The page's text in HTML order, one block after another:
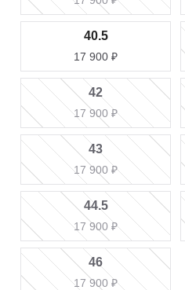
40.5
17 900 ₽
42
17 900 ₽
43
17 900 ₽
44.5
17 900 ₽
46
17 900 ₽